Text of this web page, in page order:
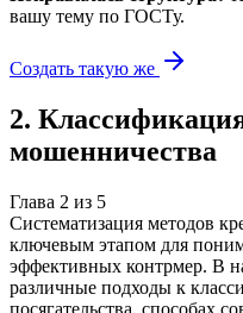
вашу тему по ГОСТу.
Создать такую же
2.
мошенничества
Глава 2 из 5
Систематизация методов
ключевым этапом для
эффективных контрмер. В
различные подходы к
посягательства, способах